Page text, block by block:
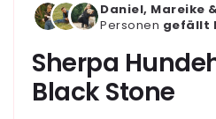
Daniel, Mareike
Personen gefällt
Sherpa
Black Stone